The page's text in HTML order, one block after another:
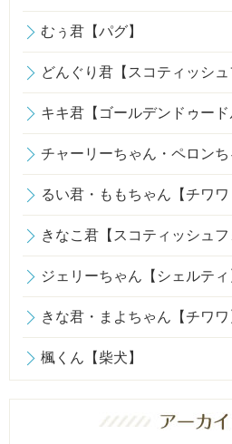
むぅ君【パグ】
どんぐり君【スコティッシュ
キキ君【ゴールデンドゥード
チャーリーちゃん・ペロンち
るい君・ももちゃん【チワワ
きなこ君【スコティッシュフ
ジェリーちゃん【シェルティ
きな君・まよちゃん【チワワ
楓くん【柴犬】